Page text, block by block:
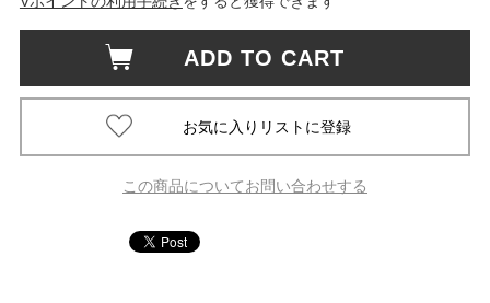
ADD TO CART
この商品についてお問い合わせする